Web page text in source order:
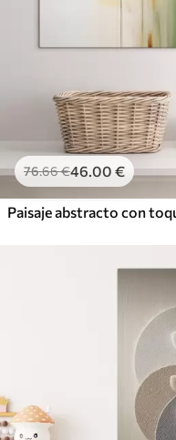
76.66€46.00 €